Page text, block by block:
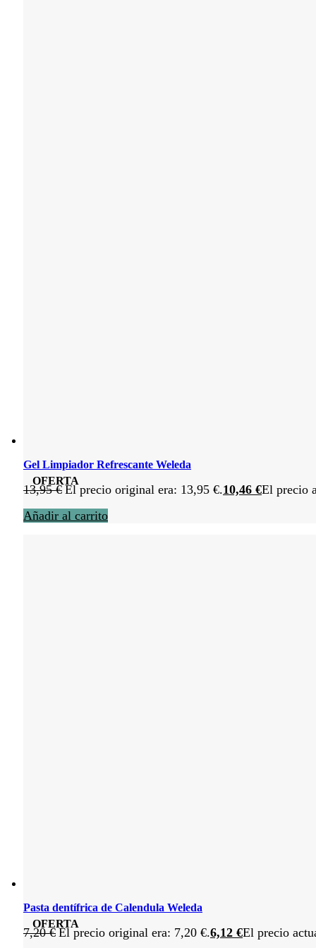
OFERTA
Gel Limpiador Refrescante Weleda
13,95€ El precio original era: 13,95 €.10,46 €El precio
Añadir al carrito
OFERTA
Pasta dentífrica de Calendula Weleda
7,20€ El precio original era: 7,20 €.6,12 €El precio